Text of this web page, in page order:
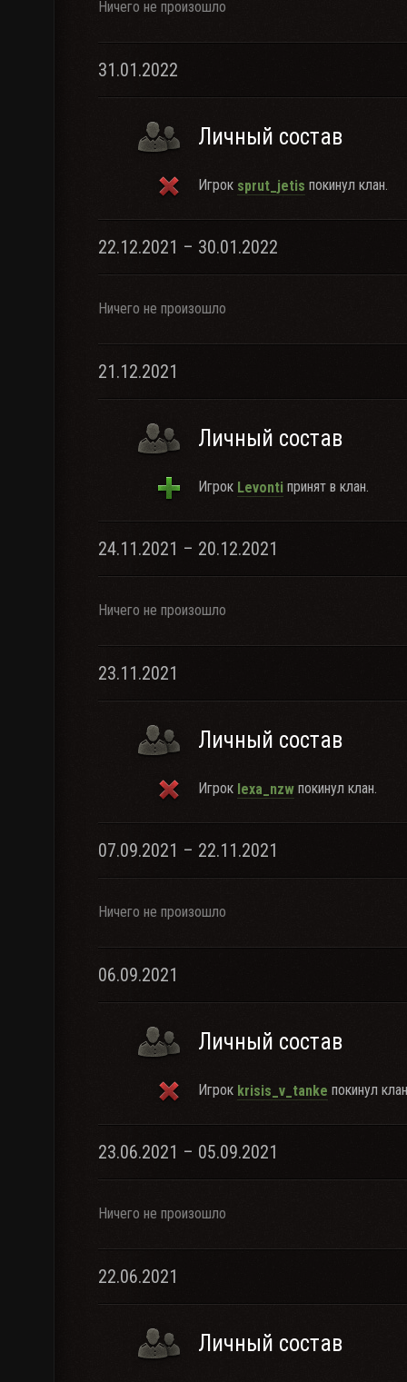
Ничего не произошло
31.01.2022
Личный состав
Игрок sprut_jetis покинул клан.
22.12.2021 – 30.01.2022
Ничего не произошло
21.12.2021
Личный состав
Игрок Levonti принят в клан.
24.11.2021 – 20.12.2021
Ничего не произошло
23.11.2021
Личный состав
Игрок lexa_nzw покинул клан.
07.09.2021 – 22.11.2021
Ничего не произошло
06.09.2021
Личный состав
Игрок krisis_v_tanke покинул
23.06.2021 – 05.09.2021
Ничего не произошло
22.06.2021
Личный состав